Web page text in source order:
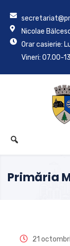
Nicolae
Orar casierie:
Vineri: 07.00-
Primăria
21